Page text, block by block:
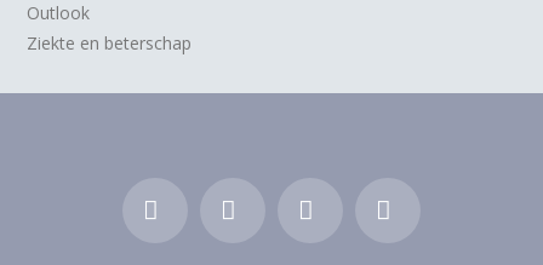
Outlook
Ziekte en beterschap